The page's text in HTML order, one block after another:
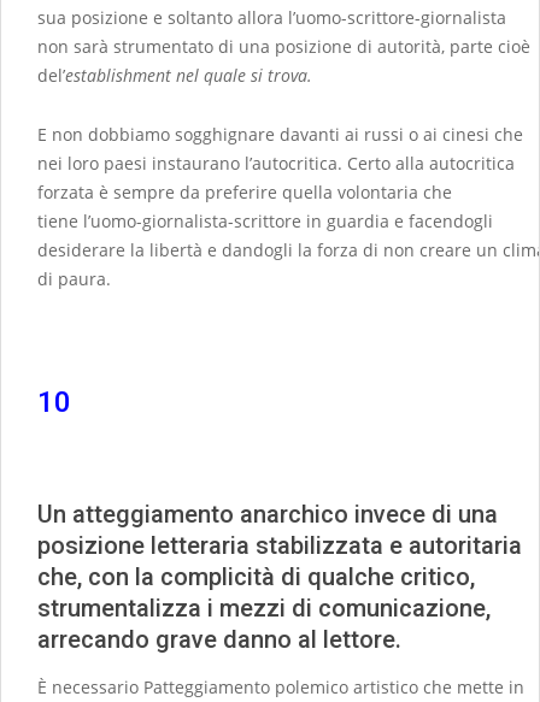
sua posizione e soltanto allora l’uomo-scrittore-giornalista
non sarà strumentato di una posizione di autorità, parte cioè
del’establishment nel quale si trova.
E non dobbiamo sogghignare davanti ai russi o ai cinesi che
nei loro paesi instaurano l’autocritica. Certo alla autocritica
forzata è sempre da preferire quella volontaria che
tiene l’uomo-giornalista-scrittore in guardia e facendogli
desiderare la libertà e dandogli la forza di non creare un
di paura.
10
Un atteggiamento anarchico invece di una
posizione letteraria stabilizzata e autoritaria
che, con la complicità di qualche critico,
strumentalizza i mezzi di comunicazione,
arrecando grave danno al lettore.
È necessario Patteggiamento polemico artistico che mette in